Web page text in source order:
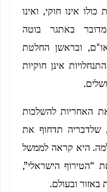
אינו חוקי, ואינו
באתגר בוטה
ובראשן החלטת
כי ההתנחלויות אינן חוקיות
האחריות להשלכות
שלדבריה תדחוף את
היא קראה לממשל
“הטירוף הישראלי”,
באזור ובעולם.